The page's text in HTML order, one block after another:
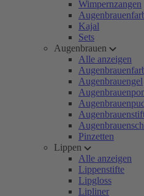
Wimpernzangen
Kajal
Sets
Augenbrauen
Alle anzeigen
Augenbrauengel
Pinzetten
Lippen
Alle anzeigen
Lippenstifte
Lipgloss
Lipliner